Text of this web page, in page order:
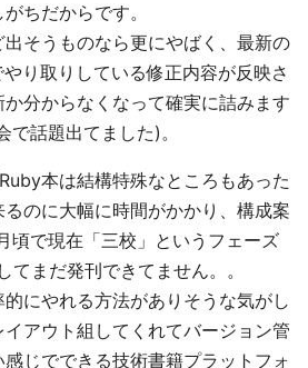
ちだからです。
そうものなら更にやばく、最新の
り取りしている修正内容が反映さ
分からなくなって確実に詰みます
話題出てました)。
本は結構特殊なところもあった
のに大幅に時間がかかり、構成案
頃で現在「三校」というフェーズ
てまだ発刊できてません。。
にやれる方法がありそうな気がし
アウト組してくれてバージョン管
じでできる技術書籍プラットフォ